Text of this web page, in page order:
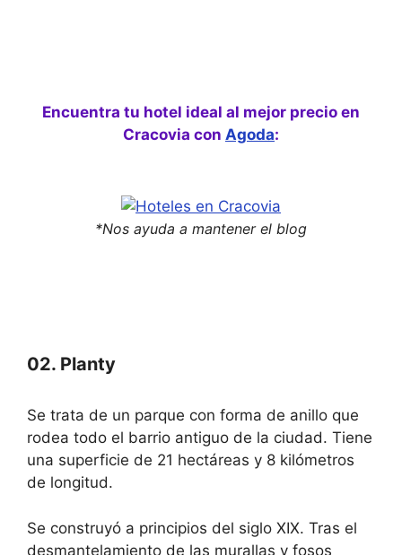
Encuentra tu hotel ideal al mejor precio en
Cracovia con Agoda:
*Nos ayuda a mantener el blog
02. Planty
Se trata de un parque con forma de anillo que
rodea todo el barrio antiguo de la ciudad. Tiene
una superficie de 21 hectáreas y 8 kilómetros
de longitud.
Se construyó a principios del siglo XIX. Tras el
desmantelamiento de las murallas y fosos